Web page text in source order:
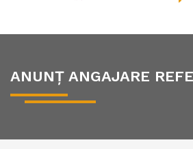
ANUNȚ ANGAJARE